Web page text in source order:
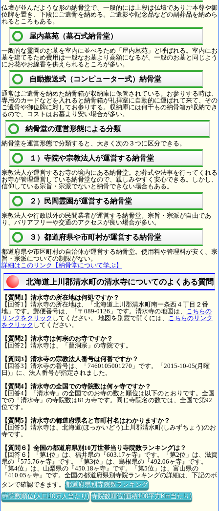
仏壇が並んだような形の納骨堂で、一般的には上段は仏壇でありご本尊や御
位牌を置き、下段にご遺骨を納める。ご遺影や記念品などの副葬品を納めら
れるところもある。
屋内墓苑（墓石式納骨堂）
一般的な霊園のお墓を室内に並べるため「屋内墓苑」と呼ばれる。室内にお
墓を建てるため費用は一般なお墓より高額になるが、一般のお墓と同じよう
にお花やお線香を供えられるところが多い。
自動搬送式（コンピューター式）納骨堂
通常はご遺骨を納めた納骨箱が収納庫に保管されている。お参りする時は、
専用のカードなどを入れると納骨箱が礼拝室に自動的に運ばれて来て、その
ご遺骨や御位牌に対してお参りする。収納庫には何千もの納骨箱が収納でき
るので、コストはお墓より安い場合が多い。
納骨堂の運営形態による分類
納骨堂を運営形態で分類すると、大きく次の３つに区分できる。
１）寺院や宗教法人が運営する納骨堂
宗教法人が運営するお寺の境内にある納骨堂。お葬式や法事を行ってくれる
お寺が管理運営している納骨堂なので、親しみやすく安心できる。しかし、
信仰している宗旨・宗派でないと納骨できない場合もある。
２）民間霊園が運営する納骨堂
宗教法人や行政以外の民間業者が運営する納骨堂。宗旨・宗派が自由であ
り、バリアフリーや交通のアクセスが良い場合が多い。
３）都道府県や市町村が運営する納骨堂
都道府県や市区町村の自治体が運営する納骨堂。使用料や管理料が安く、宗
旨・宗派についての制限がない。
詳細はこのリンク【納骨堂について学ぶ】
北海道上川郡清水町の清水寺についてのよくある質問
【質問1】清水寺の所在地は何処ですか？
【回答1】清水寺の所在地は、「北海道上川郡清水町南一条西４丁目２番
地」です。郵便番号は、「〒089-0126」です。清水寺の地図は、 こちらの
リンクをクリック してください。 地図を別窓で開くには、 こちらのリンク
をクリック してください。
【質問2】清水寺は何宗のお寺ですか？
【回答2】清水寺は、「曹洞宗」の寺院です。
【質問3】清水寺の宗教法人番号は何番ですか？
【回答3】清水寺の番号は、「7460105001270」です。「2015-10-05(月曜
日)」に、法人番号が指定されました。
【質問4】清水寺の全国での寺院数は何ヶ寺ですか？
【回答4】「清水寺」の全国でのお寺の数と順位は以下のとおりです。全国
での「清水寺」の寺院数は81カ寺です。同じ寺院名の数では、全国で第92
位です。
【質問5】清水寺の都道府県名と市町村名はわかりますか？
【回答5】清水寺は、北海道(ほっかいどう)上川郡清水町(しみずちょう)のお
寺です。
【質問６】全国の都道府県別10万世帯当り寺院数ランキングは？
【回答６】「第1位」は、福井県の『603.17ヶ寺』です。「第2位」は、滋賀
県の『575.76ヶ寺』です。「第3位」は、島根県の『492.06ヶ寺』です。
「第4位」は、山梨県の『450.18ヶ寺』です。「第5位」は、富山県の
『410.05ヶ寺』です。全国の都道府県別寺院ランキングの詳細は、下記のボ
タンで確認できます。都道府県別寺院数ランキング
寺院数順位(人口10万人当たり) 寺院数順位(面積100平方Km当たり)